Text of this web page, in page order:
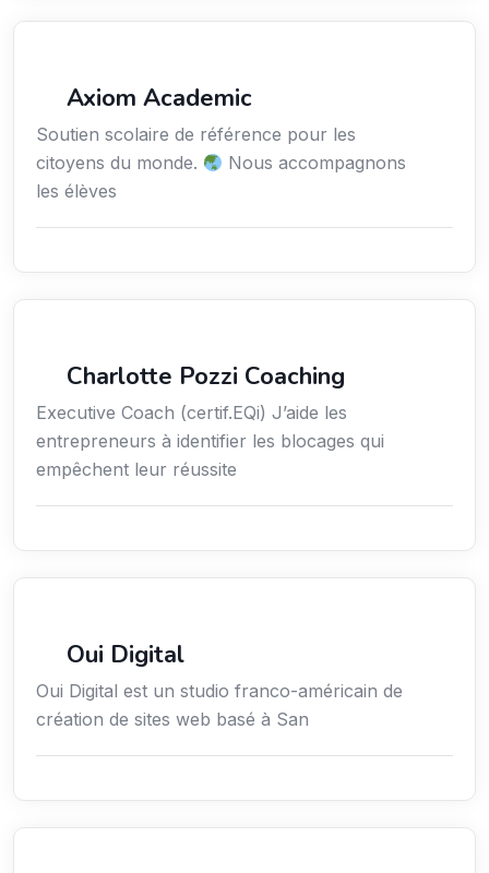
Axiom Academic
Soutien scolaire de référence pour les
citoyens du monde.
Nous accompagnons
les élèves
Charlotte Pozzi Coaching
Executive Coach (certif.EQi) J’aide les
entrepreneurs à identifier les blocages qui
empêchent leur réussite
Oui Digital
Oui Digital est un studio franco-américain de
création de sites web basé à San